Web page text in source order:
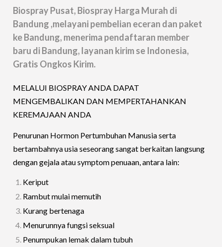
Biospray Pusat, Biospray Harga Murah di
Bandung ,melayani pembelian eceran dan paket
ke Bandung, menerima pendaftaran member
baru di Bandung, layanan kirim se Indonesia,
Gratis Ongkos Kirim.
MELALUI BIOSPRAY ANDA DAPAT
MENGEMBALIKAN DAN MEMPERTAHANKAN
KEREMAJAAN ANDA
Penurunan Hormon Pertumbuhan Manusia serta
bertambahnya usia seseorang sangat berkaitan langsung
dengan gejala atau symptom penuaan, antara lain:
Keriput
Rambut mulai memutih
Kurang bertenaga
Menurunnya fungsi seksual
Penumpukan lemak dalam tubuh